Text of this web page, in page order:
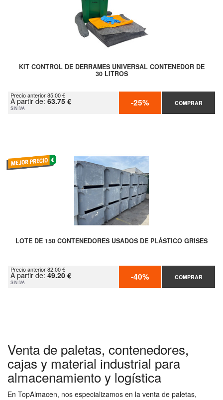
KIT CONTROL DE DERRAMES UNIVERSAL CONTENEDOR DE
30 LITROS
Precio anterior 85.00 €
A partir de: 63.75 €
SIN IVA -25% COMPRAR
LOTE DE 150 CONTENEDORES USADOS DE PLÁSTICO GRISES
Precio anterior 82.00 €
A partir de: 49.20 €
SIN IVA -40% COMPRAR
Venta de paletas, contenedores,
cajas y material industrial para
almacenamiento y logística
En TopAlmacen, nos especializamos en la venta de paletas,